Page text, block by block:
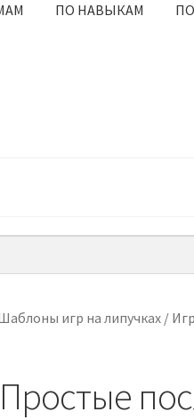
ПО НАВЫКАМ
игр на липучках/